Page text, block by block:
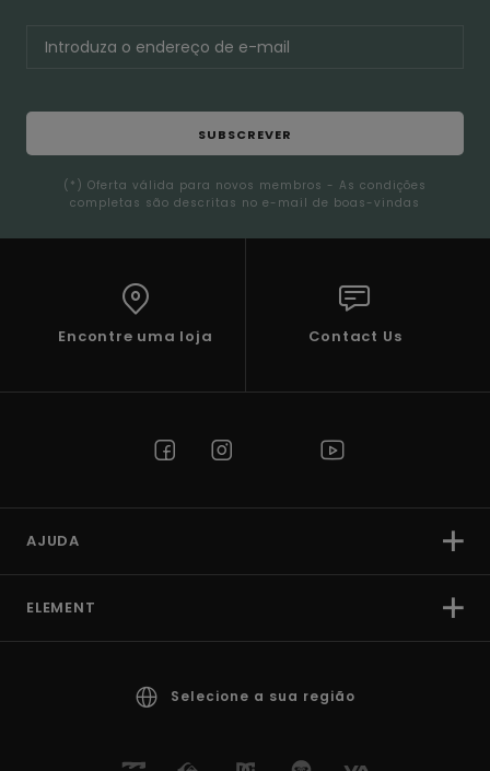
SUBSCREVER
(*) Oferta válida para novos membros - As condições
completas são descritas no e-mail de boas-vindas
Encontre uma loja Contact Us
AJUDA
ELEMENT
Selecione a sua região